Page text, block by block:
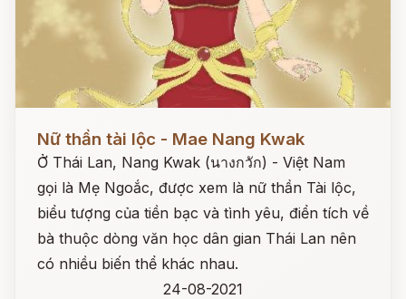
Nữ thần tài lộc - Mae Nang Kwak
Ở Thái Lan, Nang Kwak (นางกวัก) - Việt Nam
gọi là Mẹ Ngoắc, được xem là nữ thần Tài lộc,
biểu tượng của tiền bạc và tình yêu, điển tích về
bà thuộc dòng văn học dân gian Thái Lan nên
có nhiều biến thể khác nhau.
24-08-2021